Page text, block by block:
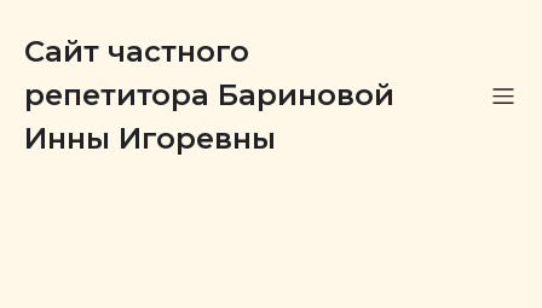
Сайт частного
репетитора Бариновой
Инны Игоревны